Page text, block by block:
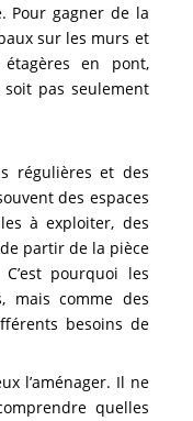
Pour gagner de la
sur les murs et
en pont,
pas seulement
régulières et des
des espaces
à exploiter, des
partir de la pièce
pourquoi les
mais comme des
besoins de
l’aménager. Il ne
quelles